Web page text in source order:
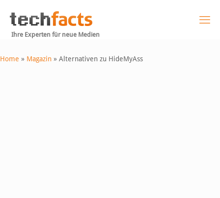
Ihre Experten für neue Medien
Home » Magazin » Alternativen zu HideMyAss